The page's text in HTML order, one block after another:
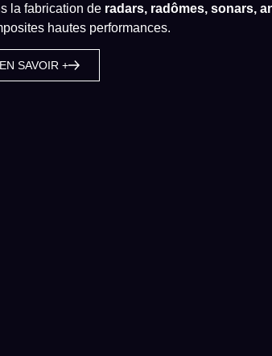
la fabrication de radars, radômes, sonars,
hautes performances.
EN SAVOIR +